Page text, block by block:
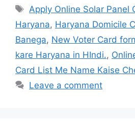
Tags
Apply Online Solar Panel
Haryana, Haryana Domicile
Banega, New Voter Card
kare Haryana in HIndi.,
Card List Me Name Kaise
Leave a comment